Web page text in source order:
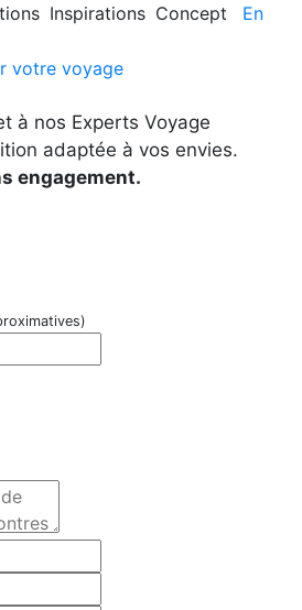
Inspirations Concept
En
votre voyage
à nos Experts Voyage
adaptée à vos envies.
engagement.